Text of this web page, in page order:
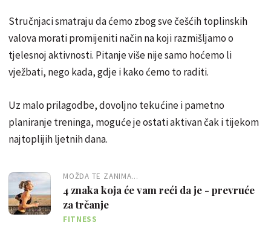
Stručnjaci smatraju da ćemo zbog sve češćih toplinskih
valova morati promijeniti način na koji razmišljamo o
tjelesnoj aktivnosti. Pitanje više nije samo hoćemo li
vježbati, nego kada, gdje i kako ćemo to raditi.
Uz malo prilagodbe, dovoljno tekućine i pametno
planiranje treninga, moguće je ostati aktivan čak i tijekom
najtoplijih ljetnih dana.
MOŽDA TE ZANIMA...
4 znaka koja će vam reći da je - prevruće
za trčanje
FITNESS